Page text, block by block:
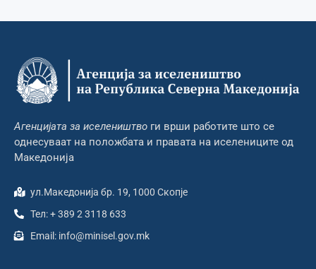
Агенцијата за иселеништво ги врши работите што се
однесуваат на положбата и правата на иселениците од
Македонија
ул.Македонија бр. 19, 1000 Скопје
Тел: + 389 2 3118 633
Email: info@minisel.gov.mk